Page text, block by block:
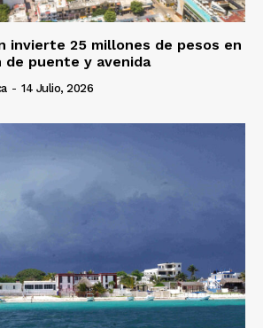
invierte 25 millones de pesos en
de puente y avenida
- 14 Julio, 2026